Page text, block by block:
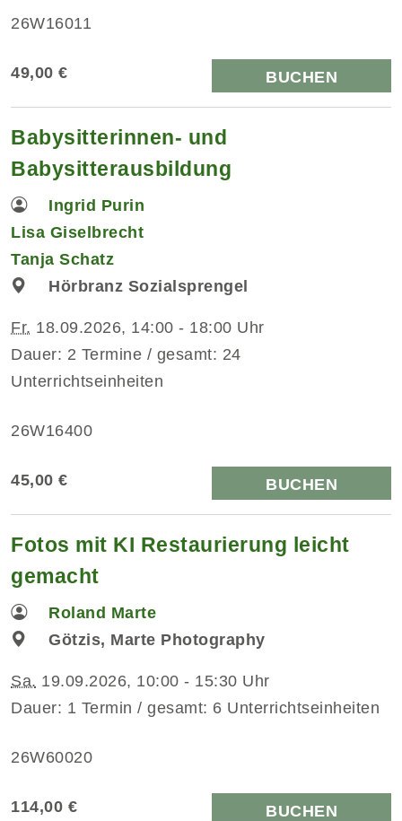
26W16011
49,00 € BUCHEN
Babysitterinnen- und
Babysitterausbildung
Ingrid Purin
Lisa Giselbrecht
Tanja Schatz
Hörbranz Sozialsprengel
Fr. 18.09.2026, 14:00 - 18:00 Uhr
Dauer: 2 Termine / gesamt: 24
Unterrichtseinheiten
26W16400
45,00 € BUCHEN
Fotos mit KI Restaurierung leicht
gemacht
Roland Marte
Götzis, Marte Photography
Sa. 19.09.2026, 10:00 - 15:30 Uhr
Dauer: 1 Termin / gesamt: 6 Unterrichtseinheiten
26W60020
114,00 € BUCHEN